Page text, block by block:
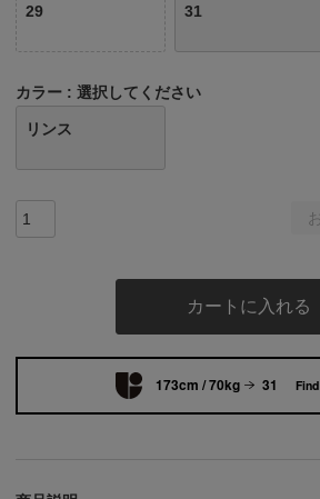
29 31
カラー 選択してください
リンス
カートに入れる
173cm / 70kg 31